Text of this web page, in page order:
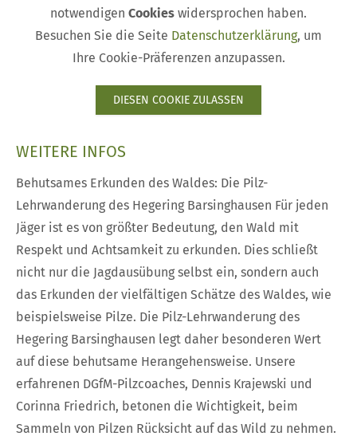
notwendigen Cookies widersprochen haben.
Besuchen Sie die Seite Datenschutzerklärung, um
Ihre Cookie-Präferenzen anzupassen.
DIESEN COOKIE ZULASSEN
WEITERE INFOS
Behutsames Erkunden des Waldes: Die Pilz-
Lehrwanderung des Hegering Barsinghausen Für jeden
Jäger ist es von größter Bedeutung, den Wald mit
Respekt und Achtsamkeit zu erkunden. Dies schließt
nicht nur die Jagdausübung selbst ein, sondern auch
das Erkunden der vielfältigen Schätze des Waldes, wie
beispielsweise Pilze. Die Pilz-Lehrwanderung des
Hegering Barsinghausen legt daher besonderen Wert
auf diese behutsame Herangehensweise. Unsere
erfahrenen DGfM-Pilzcoaches, Dennis Krajewski und
Corinna Friedrich, betonen die Wichtigkeit, beim
Sammeln von Pilzen Rücksicht auf das Wild zu nehmen.